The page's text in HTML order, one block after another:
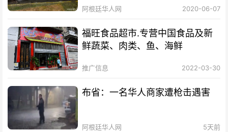
阿根廷华人网 2020-06-07
福旺食品超市.专营中国食品及新
鲜蔬菜、肉类、鱼、海鲜
推广信息 2022-03-30
布省：一名华人商家遭枪击遇害
阿根廷华人网 5天前